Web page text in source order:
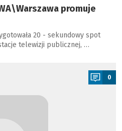
promuje
20 - sekundowy spot
telewizji publicznej, …
0